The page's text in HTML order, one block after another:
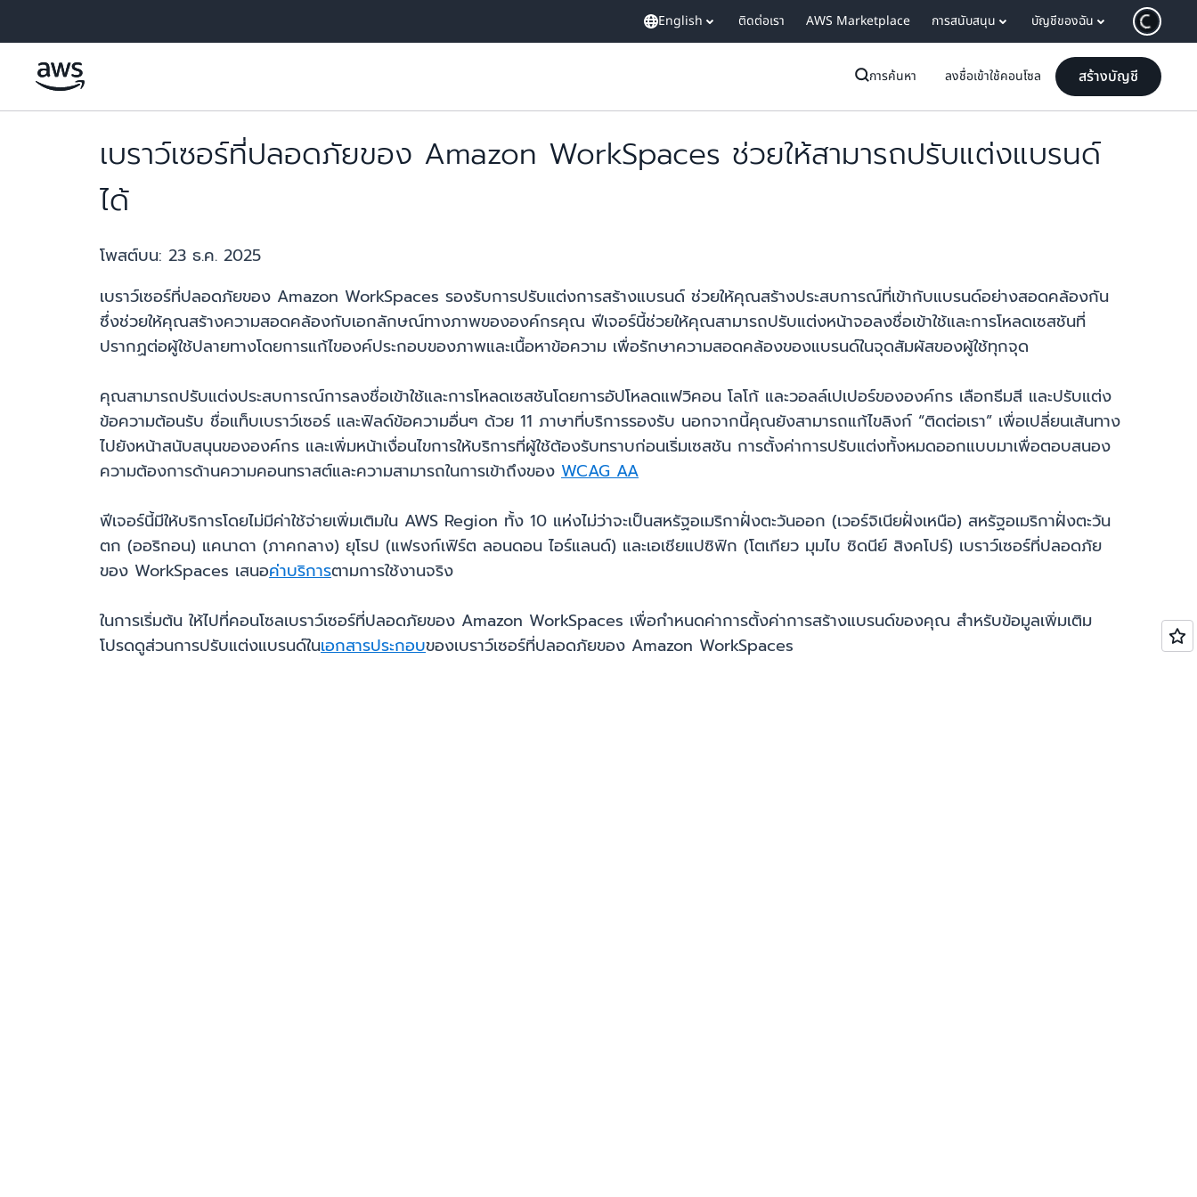
English ติดต่อเรา AWS Marketplace การสนับสนุน บัญชีของฉัน
การค้นหา ลงชื่อเข้าใช้คอนโซล สร้างบัญชี
เบราว์เซอร์ที่ปลอดภัยของ Amazon WorkSpaces ช่วยให้สามารถปรับแต่งแบรนด์
ได้
โพสต์บน: 23 ธ.ค. 2025
เบราว์เซอร์ที่ปลอดภัยของ Amazon WorkSpaces รองรับการปรับแต่งการสร้างแบรนด์ ช่วยให้คุณสร้างประสบการณ์ที่เข้ากับแบรนด์อย่างสอดคล้องกัน
ซึ่งช่วยให้คุณสร้างความสอดคล้องกับเอกลักษณ์ทางภาพขององค์กรคุณ ฟีเจอร์นี้ช่วยให้คุณสามารถปรับแต่งหน้าจอลงชื่อเข้าใช้และการโหลดเซสชันที่
ปรากฏต่อผู้ใช้ปลายทางโดยการแก้ไของค์ประกอบของภาพและเนื้อหาข้อความ เพื่อรักษาความสอดคล้องของแบรนด์ในจุดสัมผัสของผู้ใช้ทุกจุด
คุณสามารถปรับแต่งประสบการณ์การลงชื่อเข้าใช้และการโหลดเซสชันโดยการอัปโหลดแฟวิคอน โลโก้ และวอลล์เปเปอร์ขององค์กร เลือกธีมสี และปรับแต่ง
ข้อความต้อนรับ ชื่อแท็บเบราว์เซอร์ และฟิลด์ข้อความอื่นๆ ด้วย 11 ภาษาที่บริการรองรับ นอกจากนี้คุณยังสามารถแก้ไขลิงก์ “ติดต่อเรา” เพื่อเปลี่ยนเส้นทาง
ไปยังหน้าสนับสนุนขององค์กร และเพิ่มหน้าเงื่อนไขการให้บริการที่ผู้ใช้ต้องรับทราบก่อนเริ่มเซสชัน การตั้งค่าการปรับแต่งทั้งหมดออกแบบมาเพื่อตอบสนอง
ความต้องการด้านความคอนทราสต์และความสามารถในการเข้าถึงของ WCAG AA
ฟีเจอร์นี้มีให้บริการโดยไม่มีค่าใช้จ่ายเพิ่มเติมใน AWS Region ทั้ง 10 แห่งไม่ว่าจะเป็นสหรัฐอเมริกาฝั่งตะวันออก (เวอร์จิเนียฝั่งเหนือ) สหรัฐอเมริกาฝั่งตะวัน
ตก (ออริกอน) แคนาดา (ภาคกลาง) ยุโรป (แฟรงก์เฟิร์ต ลอนดอน ไอร์แลนด์) และเอเชียแปซิฟิก (โตเกียว มุมไบ ซิดนีย์ สิงคโปร์) เบราว์เซอร์ที่ปลอดภัย
ของ WorkSpaces เสนอค่าบริการตามการใช้งานจริง
ในการเริ่มต้น ให้ไปที่คอนโซลเบราว์เซอร์ที่ปลอดภัยของ Amazon WorkSpaces เพื่อกำหนดค่าการตั้งค่าการสร้างแบรนด์ของคุณ สำหรับข้อมูลเพิ่มเติม
โปรดดูส่วนการปรับแต่งแบรนด์ในเอกสารประกอบของเบราว์เซอร์ที่ปลอดภัยของ Amazon WorkSpaces